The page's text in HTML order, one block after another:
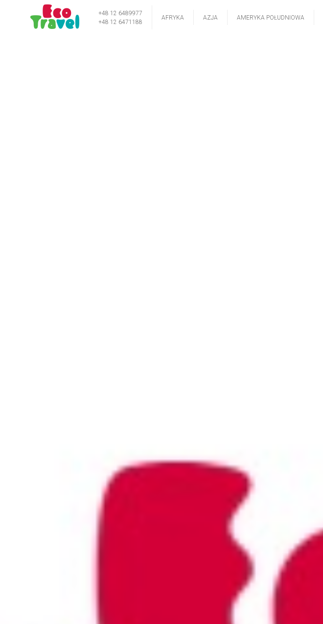
+48 12 6489977
+48 12 6471188
AFRYKA AZJA AMERYKA POŁUDNIOWA